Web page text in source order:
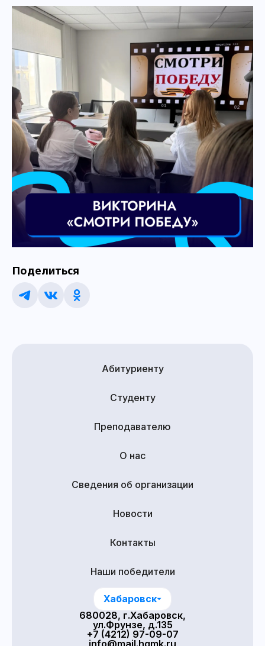
Поделиться
Абитуриенту
Студенту
Преподавателю
О нас
Сведения об организации
Новости
Контакты
Наши победители
Хабаровск
680028, г.Хабаровск,
ул.Фрунзе, д.135
+7 (4212) 97-09-07
info@mail.hgmk.ru